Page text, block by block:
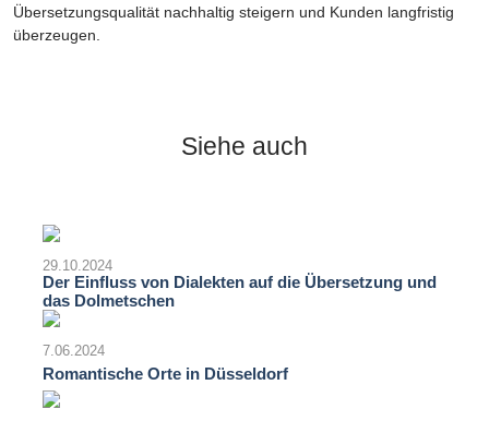
Übersetzungsqualität nachhaltig steigern und Kunden langfristig
überzeugen.
Siehe auch
29.10.2024
Der Einfluss von Dialekten auf die Übersetzung und
das Dolmetschen
7.06.2024
Romantische Orte in Düsseldorf